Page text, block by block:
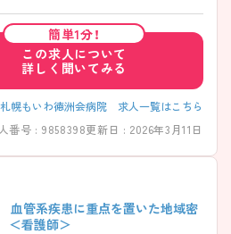
事とプライベートのバランスを大切に
ける職場です。ご興味ある方は面接ポ
気軽にご連絡ください。
簡単1分！
この求人について
詳しく聞いてみる
幌もいわ徳洲会病院 求人一覧はこちら
番号 : 9858398更新日 : 2026年3月11日
血管系疾患に重点を置いた地域密
＜看護師＞